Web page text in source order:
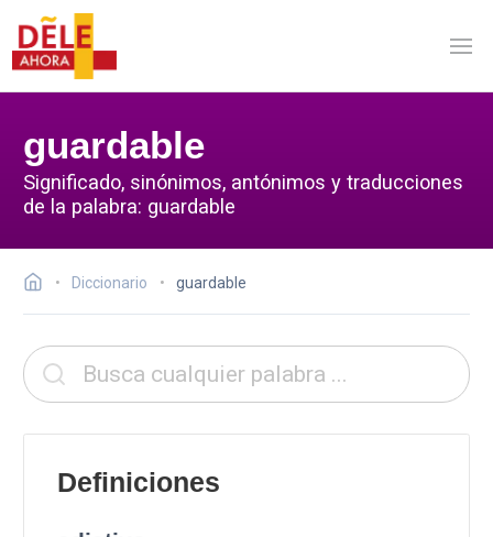
guardable
Significado, sinónimos, antónimos y traducciones
de la palabra: guardable
Diccionario guardable
Definiciones